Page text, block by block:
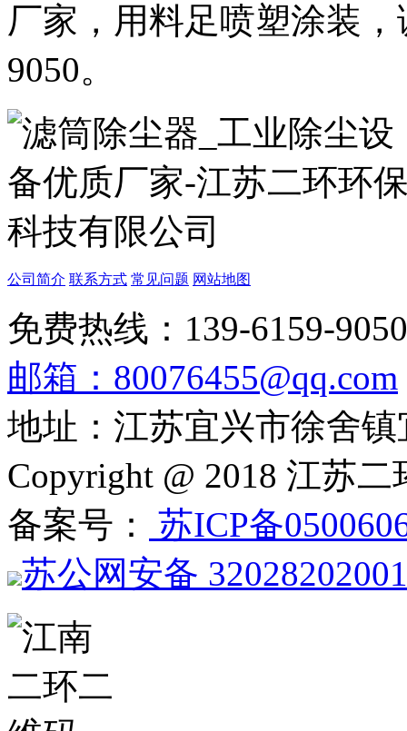
厂家，用料足喷塑涂装
9050。
公司简介 联系方式 常见问题 网站地图
免费热线：139-6159-9050
邮箱：80076455@qq.com
地址：江苏宜兴市徐舍
Copyright @ 2018 江苏
备案号：
苏ICP备
苏公网安备